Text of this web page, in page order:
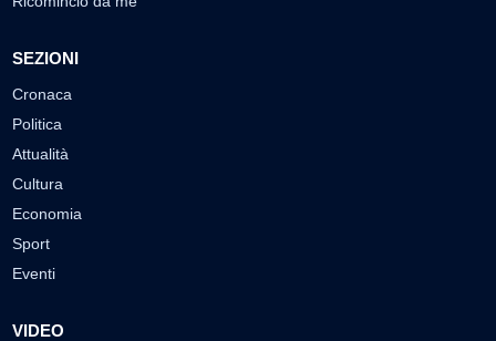
SEZIONI
Cronaca
Politica
Attualità
Cultura
Economia
Sport
Eventi
VIDEO